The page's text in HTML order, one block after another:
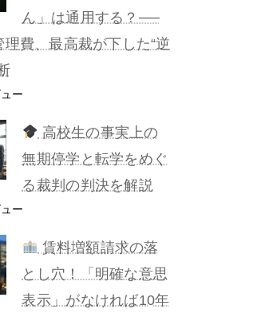
ん」は通用する？──
理費、最高裁が下した“逆
ー
高校生の事実上の
無期停学と転学をめぐ
る裁判の判決を解説
ー
賃料増額請求の落
とし穴！「明確な意思
表示」がなければ10年